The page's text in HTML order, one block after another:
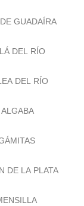
GUADAÍRA
DEL RÍO
DEL RÍO
DE LA PLATA